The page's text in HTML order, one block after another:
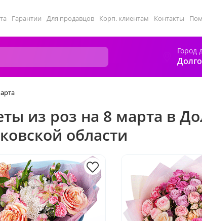
Гарантии Для продавцов Корп. клиентам Контакты
Город
из роз на 8 марта в
области